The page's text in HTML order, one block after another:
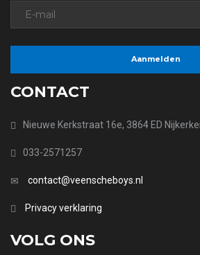
CONTACT
Nieuwe Kerkstraat 16e, 3864 ED
033-2571257
contact@veenscheboys.nl
Privacy verklaring
VOLG ONS